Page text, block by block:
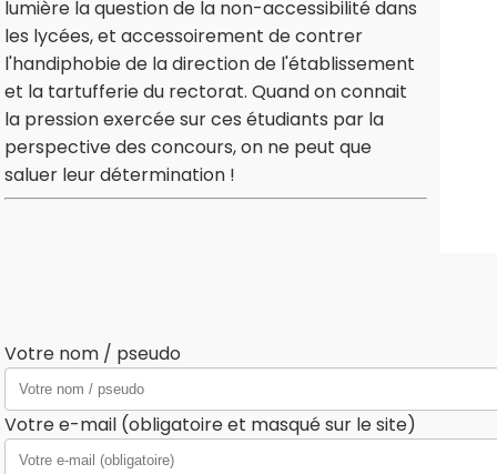
lumière la question de la non-accessibilité dans
les lycées, et accessoirement de contrer
l'handiphobie de la direction de l'établissement
et la tartufferie du rectorat. Quand on connait
la pression exercée sur ces étudiants par la
perspective des concours, on ne peut que
saluer leur détermination !
Votre nom / pseudo
Votre e-mail (obligatoire et masqué sur le site)